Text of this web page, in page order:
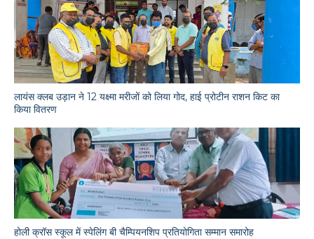
लायंस क्लब उड़ान ने 12 यक्ष्मा मरीजों को लिया गोद, हाई प्रोटीन राशन किट का
किया वितरण
होली क्रॉस स्कूल में स्पेलिंग बी चैम्पियनशिप प्रतियोगिता सम्मान समारोह